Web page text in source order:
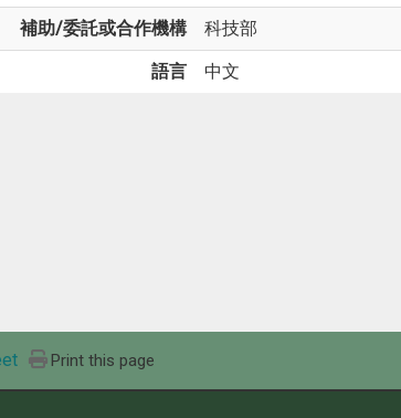
補助/委託或合作機構 科技部
語言 中文
Print this page